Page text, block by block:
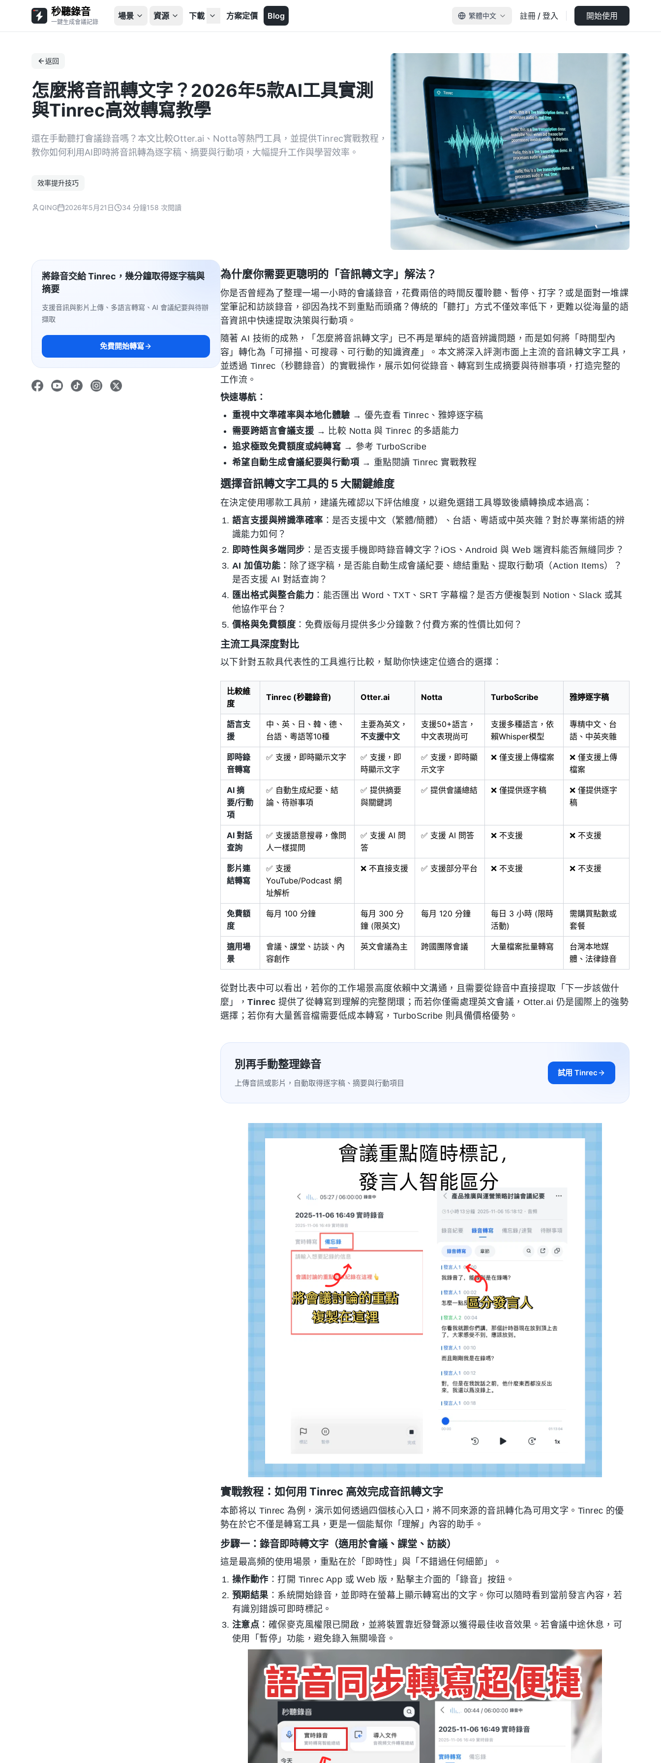
秒聽錄音
一鍵生成會議記錄
場景 資源 下載 方案定價 Blog 繁體中文 註冊 / 登入 開始使用
返回
怎麼將音訊轉文字？2026年5款AI工具實測
與Tinrec高效轉寫教學
還在手動聽打會議錄音嗎？本文比較Otter.ai、Notta等熱門工具，並提供Tinrec實戰教程，
教你如何利用AI即時將音訊轉為逐字稿、摘要與行動項，大幅提升工作與學習效率。
效率提升技巧
QING 2026年5月21日 34 分鐘158 次閱讀
將錄音交給 Tinrec，幾分鐘取得逐字稿與
摘要
支援音訊與影片上傳、多語言轉寫、AI 會議紀要與待辦
擷取
免費開始轉寫
為什麼你需要更聰明的「音訊轉文字」解法？
你是否曾經為了整理一場一小時的會議錄音，花費兩倍的時間反覆聆聽、暫停、打字？或是面對一堆課
堂筆記和訪談錄音，卻因為找不到重點而頭痛？傳統的「聽打」方式不僅效率低下，更難以從海量的語
音資訊中快速提取決策與行動項。
隨著 AI 技術的成熟，「怎麼將音訊轉文字」已不再是單純的語音辨識問題，而是如何將「時間型內
容」轉化為「可掃描、可搜尋、可行動的知識資產」。本文將深入評測市面上主流的音訊轉文字工具，
並透過 Tinrec（秒聽錄音）的實戰操作，展示如何從錄音、轉寫到生成摘要與待辦事項，打造完整的
工作流。
快速導航：
重視中文準確率與本地化體驗 → 優先查看 Tinrec、雅婷逐字稿
需要跨語言會議支援 → 比較 Notta 與 Tinrec 的多語能力
追求極致免費額度或純轉寫 → 參考 TurboScribe
希望自動生成會議紀要與行動項 → 重點閱讀 Tinrec 實戰教程
選擇音訊轉文字工具的 5 大關鍵維度
在決定使用哪款工具前，建議先確認以下評估維度，以避免選錯工具導致後續轉換成本過高：
語言支援與辨識準確率 ：是否支援中文（繁體/簡體）、台語、粵語或中英夾雜？對於專業術語的辨
識能力如何？
即時性與多端同步 ：是否支援手機即時錄音轉文字？iOS、Android 與 Web 端資料能否無縫同步？
AI 加值功能 ：除了逐字稿，是否能自動生成會議紀要、總結重點、提取行動項（Action Items）？
是否支援 AI 對話查詢？
匯出格式與整合能力 ：能否匯出 Word、TXT、SRT 字幕檔？是否方便複製到 Notion、Slack 或其
他協作平台？
價格與免費額度 ：免費版每月提供多少分鐘數？付費方案的性價比如何？
主流工具深度對比
以下針對五款具代表性的工具進行比較，幫助你快速定位適合的選擇：
比較維
度
Tinrec (秒聽錄音) Otter.ai Notta TurboScribe 雅婷逐字稿
語言支
援
中、英、日、韓、德、
台語、粵語等10種
主要為英文，
不支援中文
支援50+語言，
中文表現尚可
支援多種語言，依
賴Whisper模型
專精中文、台
語、中英夾雜
即時錄
音轉寫
✅ 支援，即時顯示文字
✅ 支援，即
時顯示文字
✅ 支援，即時顯
示文字
❌ 僅支援上傳檔案
❌ 僅支援上傳
檔案
AI 摘
要/行動
項
✅ 自動生成紀要、結
論、待辦事項
✅ 提供摘要
與關鍵詞
✅ 提供會議總結 ❌ 僅提供逐字稿
❌ 僅提供逐字
稿
AI 對話
查詢
✅ 支援語意搜尋，像問
人一樣提問
✅ 支援 AI 問
答
✅ 支援 AI 問答 ❌ 不支援 ❌ 不支援
影片連
結轉寫
✅ 支援
YouTube/Podcast 網
址解析
❌ 不直接支援 ✅ 支援部分平台 ❌ 不支援 ❌ 不支援
免費額
度
每月 100 分鐘
每月 300 分
鐘 (限英文)
每月 120 分鐘
每日 3 小時 (限時
活動)
需購買點數或
套餐
適用場
景
會議、課堂、訪談、內
容創作
英文會議為主 跨國團隊會議 大量檔案批量轉寫
台灣本地媒
體、法律錄音
從對比表中可以看出，若你的工作場景高度依賴中文溝通，且需要從錄音中直接提取「下一步該做什
麼」，Tinrec 提供了從轉寫到理解的完整閉環；而若你僅需處理英文會議，Otter.ai 仍是國際上的強勢
選擇；若你有大量舊音檔需要低成本轉寫，TurboScribe 則具備價格優勢。
別再手動整理錄音
上傳音訊或影片，自動取得逐字稿、摘要與行動項目
試用 Tinrec
實戰教程：如何用 Tinrec 高效完成音訊轉文字
本節将以 Tinrec 為例，演示如何透過四個核心入口，將不同來源的音訊轉化為可用文字。Tinrec 的優
勢在於它不僅是轉寫工具，更是一個能幫你「理解」內容的助手。
步驟一：錄音即時轉文字（適用於會議、課堂、訪談）
這是最高頻的使用場景，重點在於「即時性」與「不錯過任何細節」。
操作動作 ：打開 Tinrec App 或 Web 版，點擊主介面的「錄音」按鈕。
預期結果：系統開始錄音，並即時在螢幕上顯示轉寫出的文字。你可以隨時看到當前發言內容，若
有識別錯誤可即時標記。
注意点 ：確保麥克風權限已開啟，並將裝置靠近發聲源以獲得最佳收音效果。若會議中途休息，可
使用「暫停」功能，避免錄入無關噪音。